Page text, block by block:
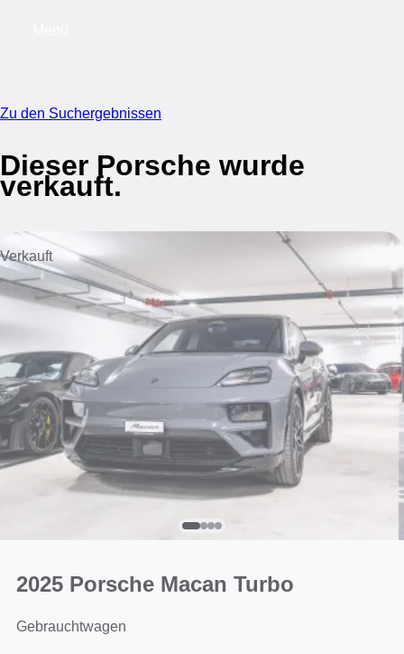
Zu den Suchergebnissen
Dieser Porsche wurde
verkauft.
Verkauft
2025 Porsche Macan Turbo
Gebrauchtwagen